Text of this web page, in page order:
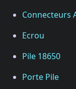
Connecteurs
Ecrou
Pile 18650
Porte Pile